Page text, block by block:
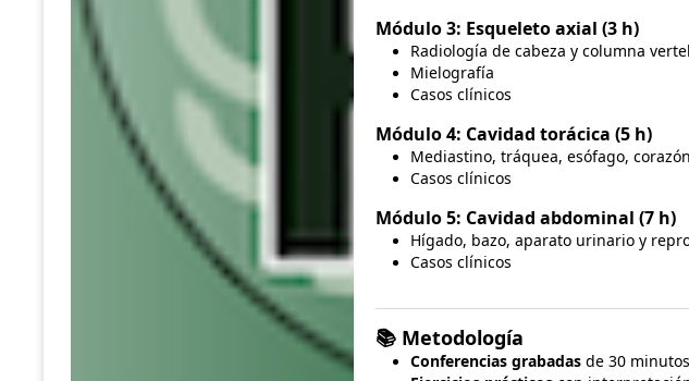
Módulo 3: Esqueleto axial (3 h)
Radiología de cabeza y columna
Mielografía
Casos clínicos
Módulo 4: Cavidad torácica (5 h)
Mediastino, tráquea, esófago,
Casos clínicos
Módulo 5: Cavidad abdominal (7 h)
Hígado, bazo, aparato urinario y
Casos clínicos
📚 Metodología
Conferencias grabadas de 30